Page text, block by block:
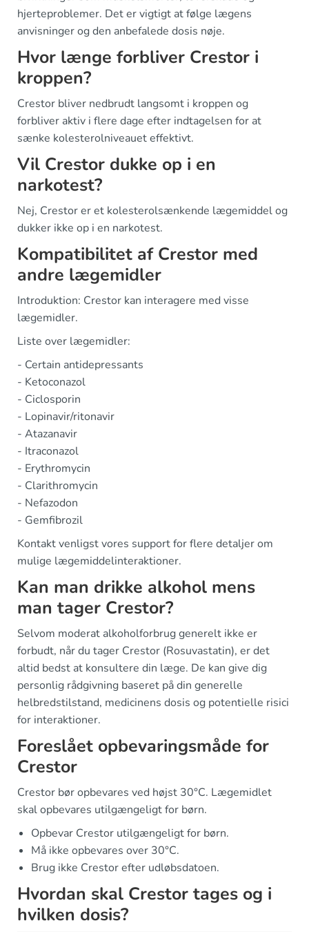
hjerteproblemer. Det er vigtigt at følge lægens
anvisninger og den anbefalede dosis nøje.
Hvor længe forbliver Crestor i
kroppen?
Crestor bliver nedbrudt langsomt i kroppen og
forbliver aktiv i flere dage efter indtagelsen for at
sænke kolesterolniveauet effektivt.
Vil Crestor dukke op i en
narkotest?
Nej, Crestor er et kolesterolsænkende lægemiddel og
dukker ikke op i en narkotest.
Kompatibilitet af Crestor med
andre lægemidler
Introduktion: Crestor kan interagere med visse
lægemidler.
Liste over lægemidler:
- Certain antidepressants
- Ketoconazol
- Ciclosporin
- Lopinavir/ritonavir
- Atazanavir
- Itraconazol
- Erythromycin
- Clarithromycin
- Nefazodon
- Gemfibrozil
Kontakt venligst vores support for flere detaljer om
mulige lægemiddelinteraktioner.
Kan man drikke alkohol mens
man tager Crestor?
Selvom moderat alkoholforbrug generelt ikke er
forbudt, når du tager Crestor (Rosuvastatin), er det
altid bedst at konsultere din læge. De kan give dig
personlig rådgivning baseret på din generelle
helbredstilstand, medicinens dosis og potentielle risici
for interaktioner.
Foreslået opbevaringsmåde for
Crestor
Crestor bør opbevares ved højst 30°C. Lægemidlet
skal opbevares utilgængeligt for børn.
Opbevar Crestor utilgængeligt for børn.
Må ikke opbevares over 30°C.
Brug ikke Crestor efter udløbsdatoen.
Hvordan skal Crestor tages og i
hvilken dosis?